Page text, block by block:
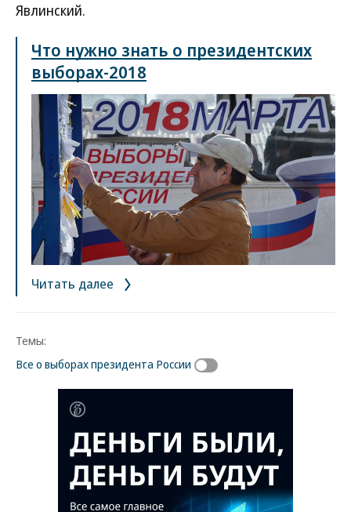
Явлинский.
Что нужно знать о президентских
выборах-2018
Читать далее
Темы:
Все о выборах президента России